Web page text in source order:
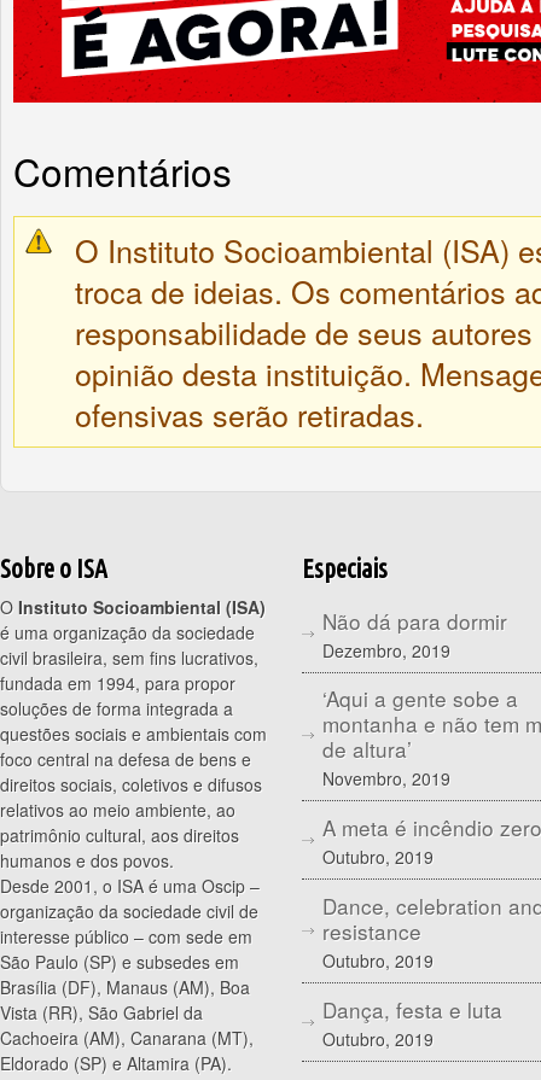
Comentários
O Instituto Socioambiental (ISA)
troca de ideias. Os comentários
responsabilidade de seus
opinião desta instituição.
ofensivas serão retiradas.
Sobre o ISA
O Instituto Socioambiental (ISA)
é uma organização da sociedade
civil brasileira, sem fins lucrativos,
fundada em 1994, para propor
soluções de forma integrada a
questões sociais e ambientais com
foco central na defesa de bens e
direitos sociais, coletivos e difusos
relativos ao meio ambiente, ao
patrimônio cultural, aos direitos
humanos e dos povos.
Desde 2001, o ISA é uma Oscip –
organização da sociedade civil de
interesse público – com sede em
São Paulo (SP) e subsedes em
Brasília (DF), Manaus (AM), Boa
Vista (RR), São Gabriel da
Cachoeira (AM), Canarana (MT),
Eldorado (SP) e Altamira (PA).
Especiais
Não dá para dormir
Dezembro, 2019
‘Aqui a gente sobe a
montanha e não tem
de altura’
Novembro, 2019
A meta é incêndio zero
Outubro, 2019
Dance, celebration
resistance
Outubro, 2019
Dança, festa e luta
Outubro, 2019